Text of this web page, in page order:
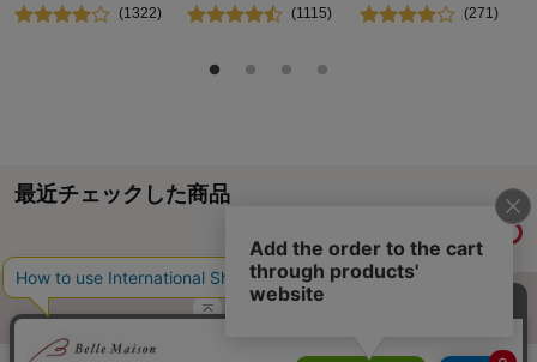
(1322)
(1115)
(271)
最近チェックした商品